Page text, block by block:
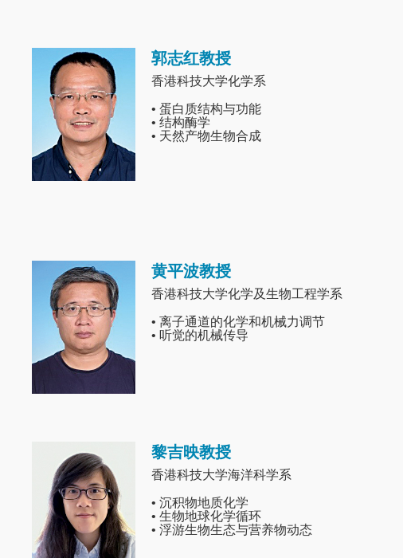
Image 郭志红教授
香港科技大学化学系
• 蛋白质结构与功能
• 结构酶学
• 天然产物生物合成
Image 黄平波教授
香港科技大学化学及生物工程学系
• 离子通道的化学和机械力调节
• 听觉的机械传导
Image 黎吉映教授
香港科技大学海洋科学系
• 沉积物地质化学
• 生物地球化学循环
• 浮游生物生态与营养物动态